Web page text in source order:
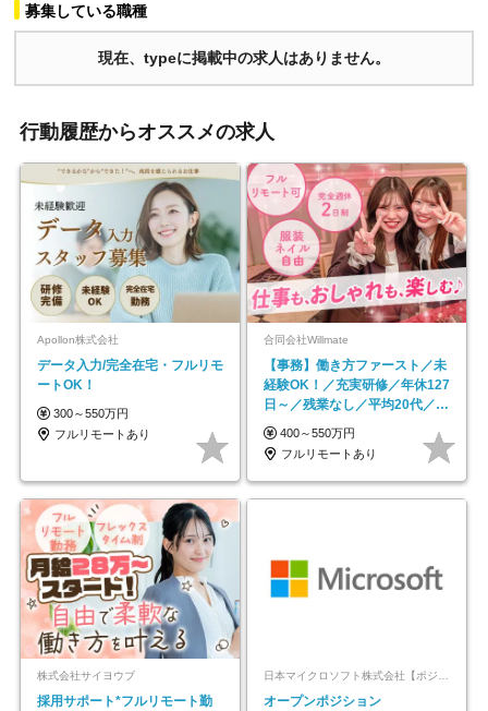
募集している職種
現在、typeに掲載中の求人はありません。
行動履歴からオススメの求人
Apollon株式会社
データ入力/完全在宅・フルリモ
ートOK！
300～550万円
フルリモートあり
合同会社Willmate
【事務】働き方ファースト／未
経験OK！／充実研修／年休127
日～／残業なし／平均20代／リ
モートOK
400～550万円
フルリモートあり
株式会社サイヨウブ
採用サポート*フルリモート勤
日本マイクロソフト株式会社【ポジションマッチ登録】
オープンポジション